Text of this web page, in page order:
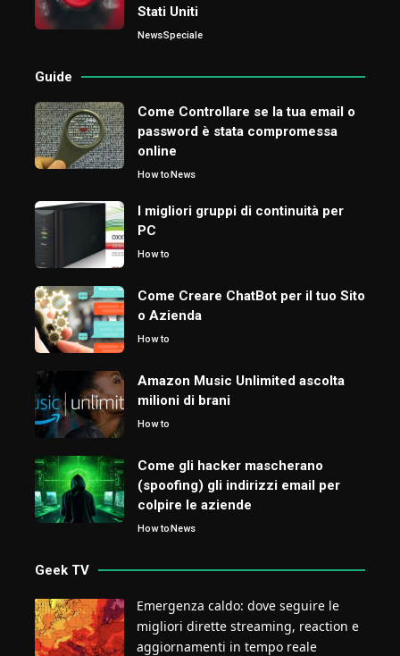
Stati Uniti
NewsSpeciale
Guide
Come Controllare se la tua email o
password è stata compromessa
online
How toNews
I migliori gruppi di continuità per
PC
How to
Come Creare ChatBot per il tuo Sito
o Azienda
How to
Amazon Music Unlimited ascolta
milioni di brani
How to
Come gli hacker mascherano
(spoofing) gli indirizzi email per
colpire le aziende
How toNews
Geek TV
Emergenza caldo: dove seguire le
migliori dirette streaming, reaction e
aggiornamenti in tempo reale